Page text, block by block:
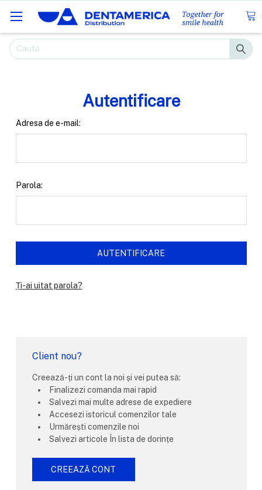
Caută
Autentificare
Adresa de e-mail:
Parola:
Ți-ai uitat parola?
Client nou?
Creează-ți un cont la noi și vei putea să:
Finalizezi comanda mai rapid
Salvezi mai multe adrese de expediere
Accesezi istoricul comenzilor tale
Urmărești comenzile noi
Salvezi articole În lista de dorințe
CREEAZĂ CONT